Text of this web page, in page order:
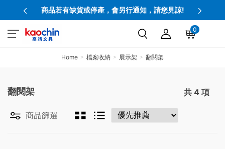
商品若有缺貨或停產，會另行通知，請您見諒!
0
Home 檔案收納 展示架 翻閱架
翻閱架 共 4 項
商品篩選